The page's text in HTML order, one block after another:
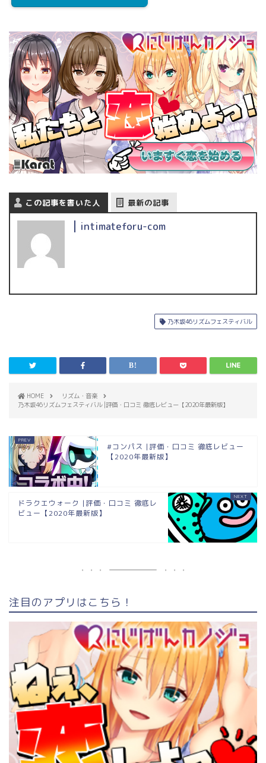
この記事を書いた人 最新の記事
intimateforu-com
乃木坂46リズムフェスティバル
HOME
リズム・音楽
乃木坂46リズムフェスティバル |評価・口コミ 徹底レビュー【2020年最新版】
#コンパス |評価・口コミ 徹底レビュー
【2020年最新版】
ドラクエウォーク |評価・口コミ 徹底レ
ビュー【2020年最新版】
注目のアプリはこちら！